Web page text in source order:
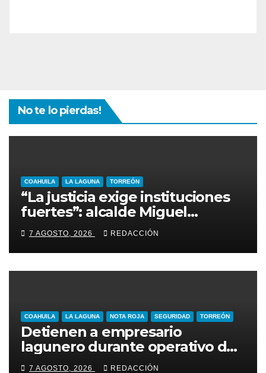
No te lo pierdas!
COAHUILA LA LAGUNA TORREÓN
“La justicia exige instituciones
fuertes”: alcalde Miguel
Riquelme
7 AGOSTO, 2026 REDACCIÓN
COAHUILA LA LAGUNA NOTA ROJA SEGURIDAD TORREÓN
Detienen a empresario
lagunero durante operativo de
seguridad
7 AGOSTO, 2026 REDACCIÓN